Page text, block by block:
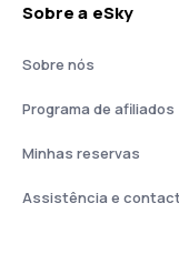
Sobre a eSky
Sobre nós
Programa de afiliados
Minhas reservas
Assistência e